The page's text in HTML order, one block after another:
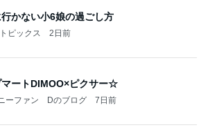
かない小6娘の過ごし方
ピックス 2日前
マートDIMOO×ピクサー☆
ーファン Dのブログ 7日前